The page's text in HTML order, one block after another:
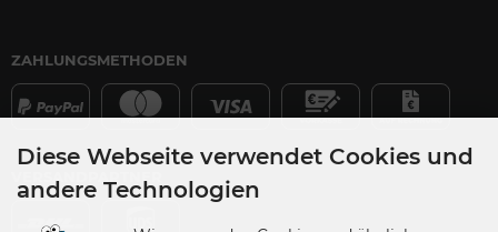
ZAHLUNGSMETHODEN
VERSANDPARTNER
Diese Webseite verwendet Cookies und
andere Technologien